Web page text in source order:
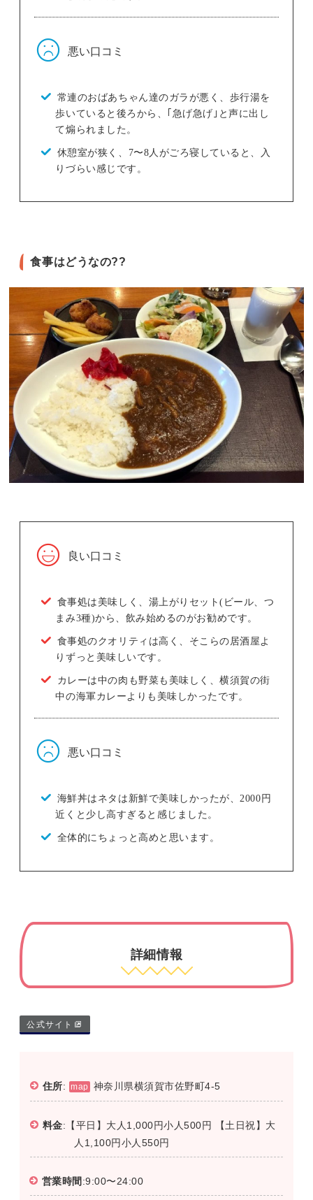
悪い口コミ
常連のおばあちゃん達のガラが悪く、歩行湯を
歩いていると後ろから、｢急げ急げ｣と声に出し
て煽られました。
休憩室が狭く、7〜8人がごろ寝していると、入
りづらい感じです。
食事はどうなの??
良い口コミ
食事処は美味しく、湯上がりセット(ビール、つ
まみ3種)から、飲み始めるのがお勧めです。
食事処のクオリティは高く、そこらの居酒屋よ
りずっと美味しいです。
カレーは中の肉も野菜も美味しく、横須賀の街
中の海軍カレーよりも美味しかったです。
悪い口コミ
海鮮丼はネタは新鮮で美味しかったが、2000円
近くと少し高すぎると感じました。
全体的にちょっと高めと思います。
詳細情報
公式サイト
住所: map 神奈川県横須賀市佐野町4-5
料金:【平日】大人1,000円小人500円 【土日祝】大
人1,100円小人550円
営業時間 :9:00〜24:00